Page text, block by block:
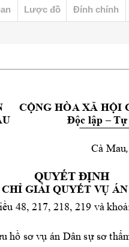
Lược đồ Đính chính
CỘNG HÒA XÃ HỘI
Độc lập – Tự
Cà Mau
QUYẾT ĐỊNH
GIẢI QUYẾT VỤ
iều 48, 217, 218, 219 và
u hồ sơ vụ án Dân sự sơ